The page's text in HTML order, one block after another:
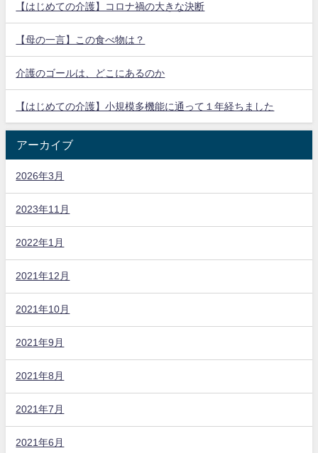
【はじめての介護】コロナ禍の大きな決断
【母の一言】この食べ物は？
介護のゴールは、どこにあるのか
【はじめての介護】小規模多機能に通って１年経ちました
アーカイブ
2026年3月
2023年11月
2022年1月
2021年12月
2021年10月
2021年9月
2021年8月
2021年7月
2021年6月